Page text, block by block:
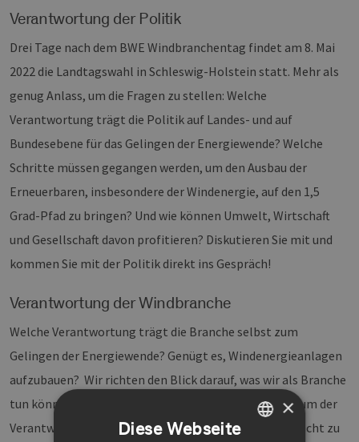
Verantwortung der Politik
Drei Tage nach dem BWE Windbranchentag findet am 8. Mai
2022 die Landtagswahl in Schleswig-Holstein statt. Mehr als
genug Anlass, um die Fragen zu stellen: Welche
Verantwortung trägt die Politik auf Landes- und auf
Bundesebene für das Gelingen der Energiewende? Welche
Schritte müssen gegangen werden, um den Ausbau der
Erneuerbaren, insbesondere der Windenergie, auf den 1,5
Grad-Pfad zu bringen? Und wie können Umwelt, Wirtschaft
und Gesellschaft davon profitieren? Diskutieren Sie mit und
kommen Sie mit der Politik direkt ins Gespräch!
Verantwortung der Windbranche
Welche Verantwortung trägt die Branche selbst zum
Gelingen der Energiewende? Genügt es, Windenergieanlagen
aufzubauen? Wir richten den Blick darauf, was wir als Branche
tun können und was der BWE als Verband bereits tut, um der
Verantwortung für eine gelungene Energiewende gerecht zu
×
Diese Webseite